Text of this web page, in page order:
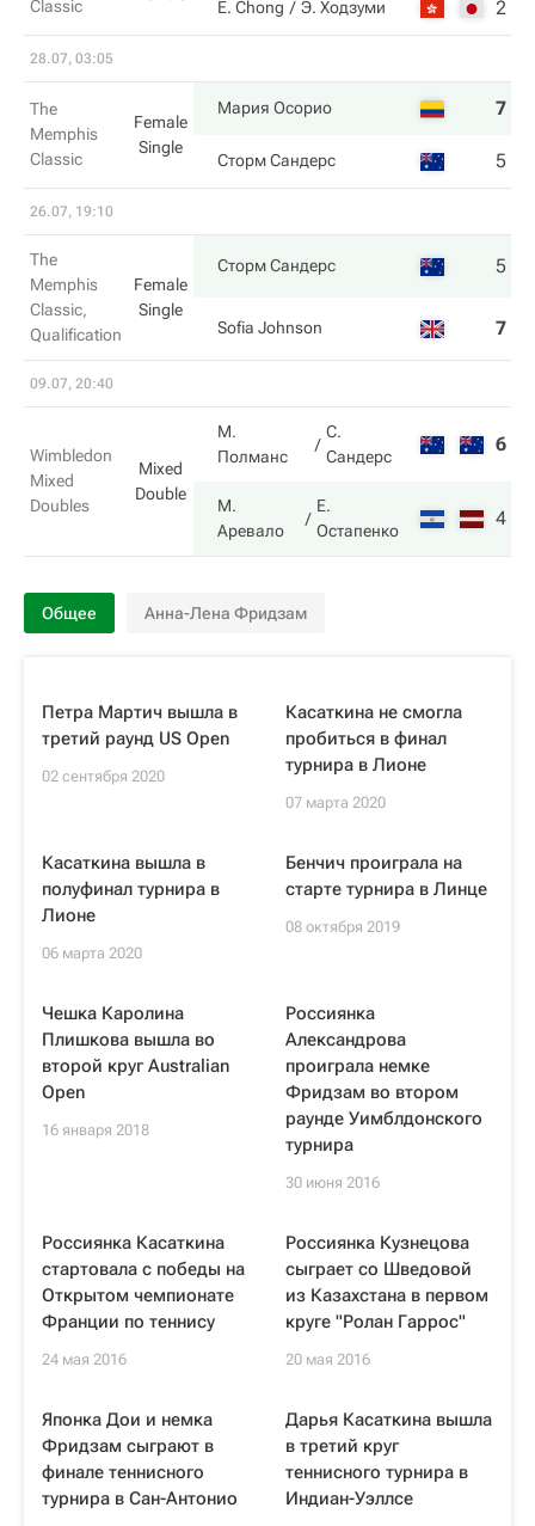
Classic E. Chong Э. Ходзуми 2
28.07, 03:05
The
Memphis
Classic
Female
Single
Мария Осорио 7
Сторм Сандерс 5
26.07, 19:10
The
Memphis
Classic,
Qualification
Female
Single
Сторм Сандерс 5
Sofia Johnson 7
09.07, 20:40
Wimbledon
Mixed
Doubles
Mixed
Double
М.
Полманс
С.
Сандерс
6
М.
Аревало
Е.
Остапенко
4
Общее Анна-Лена Фридзам
Петра Мартич вышла в
третий раунд US Open
02 сентября 2020
Касаткина не смогла
пробиться в финал
турнира в Лионе
07 марта 2020
Касаткина вышла в
полуфинал турнира в
Лионе
06 марта 2020
Бенчич проиграла на
старте турнира в Линце
08 октября 2019
Чешка Каролина
Плишкова вышла во
второй круг Australian
Open
16 января 2018
Россиянка
Александрова
проиграла немке
Фридзам во втором
раунде Уимблдонского
турнира
30 июня 2016
Россиянка Касаткина
стартовала с победы на
Открытом чемпионате
Франции по теннису
24 мая 2016
Россиянка Кузнецова
сыграет со Шведовой
из Казахстана в первом
круге "Ролан Гаррос"
20 мая 2016
Японка Дои и немка
Фридзам сыграют в
финале теннисного
турнира в Сан-Антонио
Дарья Касаткина вышла
в третий круг
теннисного турнира в
Индиан-Уэллсе